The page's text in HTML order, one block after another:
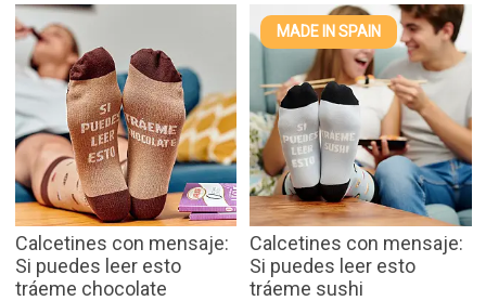
Calcetines con mensaje:
Si puedes leer esto
tráeme chocolate
MADE IN SPAIN
Calcetines con mensaje:
Si puedes leer esto
tráeme sushi